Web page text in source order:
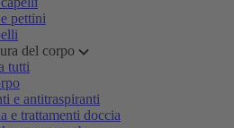
pettini
del corpo
tutti
e antitraspiranti
e trattamenti doccia